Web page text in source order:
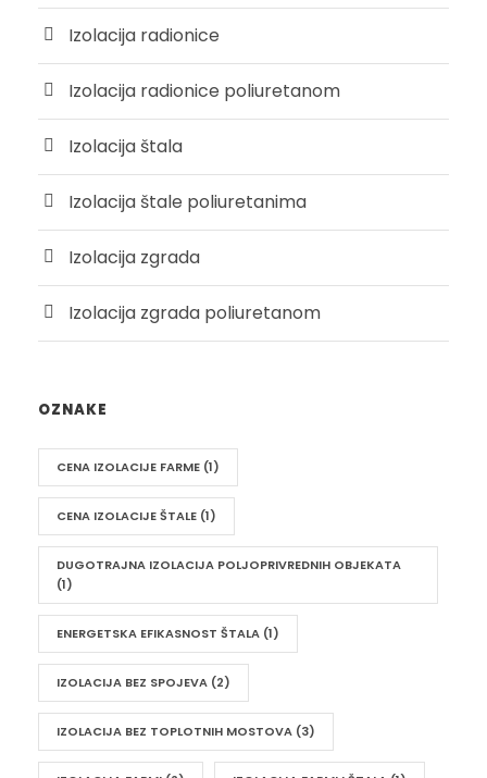
Izolacija radionice
Izolacija radionice poliuretanom
Izolacija štala
Izolacija štale poliuretanima
Izolacija zgrada
Izolacija zgrada poliuretanom
OZNAKE
CENA IZOLACIJE FARME (1)
CENA IZOLACIJE ŠTALE (1)
DUGOTRAJNA IZOLACIJA POLJOPRIVREDNIH OBJEKATA
(1)
ENERGETSKA EFIKASNOST ŠTALA (1)
IZOLACIJA BEZ SPOJEVA (2)
IZOLACIJA BEZ TOPLOTNIH MOSTOVA (3)